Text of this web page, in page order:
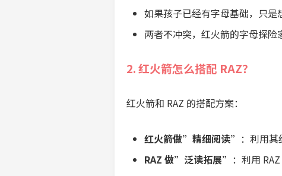
如果孩子已经有字母基础，只
两者不冲突，红火箭的字母探
2. 红火箭怎么搭配 RAZ？
红火箭和 RAZ 的搭配方案：
红火箭做”精细阅读” ：利用
RAZ 做”泛读拓展” ：利用